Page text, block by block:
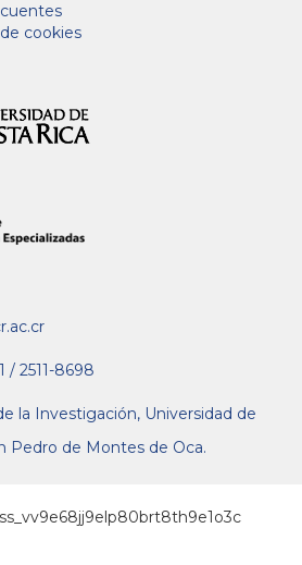
cookies
/ 2511-8698
la Investigación, Universidad de
Pedro de Montes de Oca.